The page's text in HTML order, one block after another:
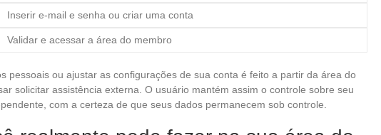
Inserir e-mail e senha ou criar uma conta
Validar e acessar a área do membro
pessoais ou ajustar as configurações de sua conta é feito a partir da área do
solicitar assistência externa. O usuário mantém assim o controle sobre seu
com a certeza de que seus dados permanecem sob controle.